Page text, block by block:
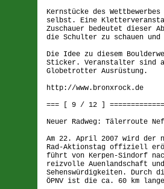
Kernstücke des
selbst. Eine
Zuschauer bedeutet dieser
die Schulter zu schauen
Die Idee zu diesem
Sticker. Veranstalter sind
Globetrotter Ausrüstung.
http://www.bronxrock.de
=== [ 9 / 12 ]
Neuer Radweg: Tälerroute
Am 22. April 2007 wird der
Rad-Aktionstag offiziell
führt von Kerpen-Sindorf
reizvolle Auenlandschaft
Sehenswürdigkeiten. Durch
ÖPNV ist die ca. 60 km